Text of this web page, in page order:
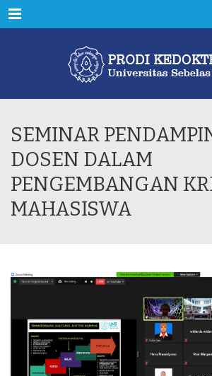
Menu
SEMINAR
DOSEN DALAM
PENGEMBANGAN
MAHASISWA